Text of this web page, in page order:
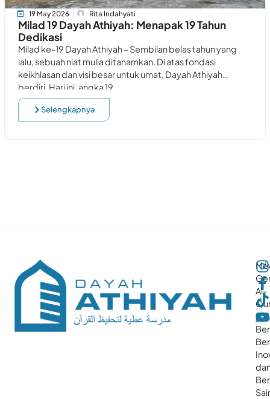
19 May 2026 Rita Indahyati
Milad 19 Dayah Athiyah: Menapak 19 Tahun
Dedikasi
Milad ke-19 Dayah Athiyah – Sembilan belas tahun yang
lalu, sebuah niat mulia ditanamkan. Di atas fondasi
keikhlasan dan visi besar untuk umat, Dayah Athiyah
berdiri. Hari ini, angka 19
Selengkapnya
Al-